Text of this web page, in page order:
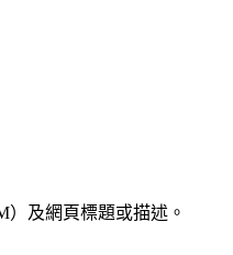
及網頁標題或描述。